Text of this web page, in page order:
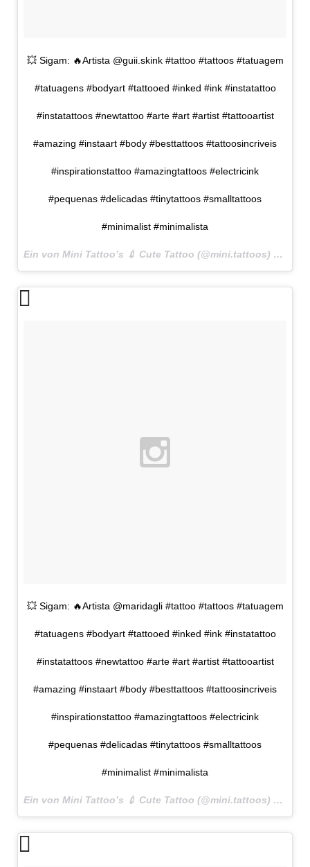
💥 Sigam: 🔥Artista @guii.skink #tattoo #tattoos #tatuagem
#tatuagens #bodyart #tattooed #inked #ink #instatattoo
#instatattoos #newtattoo #arte #art #artist #tattooartist
#amazing #instaart #body #besttattoos #tattoosincriveis
#inspirationstattoo #amazingtattoos #electricink
#pequenas #delicadas #tinytattoos #smalltattoos
#minimalist #minimalista
Ein von Mini Tattoo’s 💉 Cute Tattoo (@mini.tattoos) gepostetes Foto am
💥 Sigam: 🔥Artista @maridagli #tattoo #tattoos #tatuagem
#tatuagens #bodyart #tattooed #inked #ink #instatattoo
#instatattoos #newtattoo #arte #art #artist #tattooartist
#amazing #instaart #body #besttattoos #tattoosincriveis
#inspirationstattoo #amazingtattoos #electricink
#pequenas #delicadas #tinytattoos #smalltattoos
#minimalist #minimalista
Ein von Mini Tattoo’s 💉 Cute Tattoo (@mini.tattoos) gepostetes Foto am